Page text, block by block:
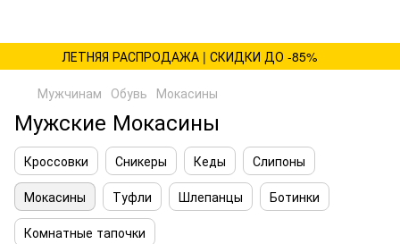
ЛЕТНЯЯ РАСПРОДАЖА | СКИДКИ ДО -85%
Мужчинам Обувь Мокасины
Мужские Мокасины
Кроссовки Сникеры Кеды
Слипоны
Мокасины
Туфли Шлепанцы
Ботинки
Комнатные тапочки